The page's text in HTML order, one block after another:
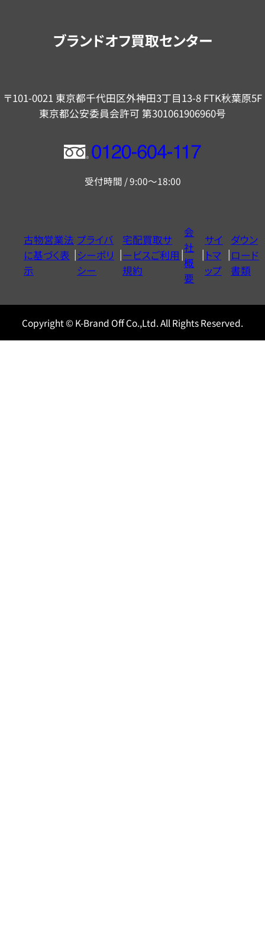
ブランドオフ買取センター
〒101-0021 東京都千代田区外神田3丁目13-8 FTK秋葉原5F
東京都公安委員会許可 第301061906960号
フ
ー
ヤ
ル
0120604117
受付時間 / 9:00～18:00
古物営業法
に基づく表
示
プライバ
シーポリ
シー
宅配買取サ
ービスご利用
規約
会
社
概
要
サイ
トマ
ップ
ダウン
ロード
書類
Copyright © K-Brand Off Co.,Ltd. All Rights Reserved.